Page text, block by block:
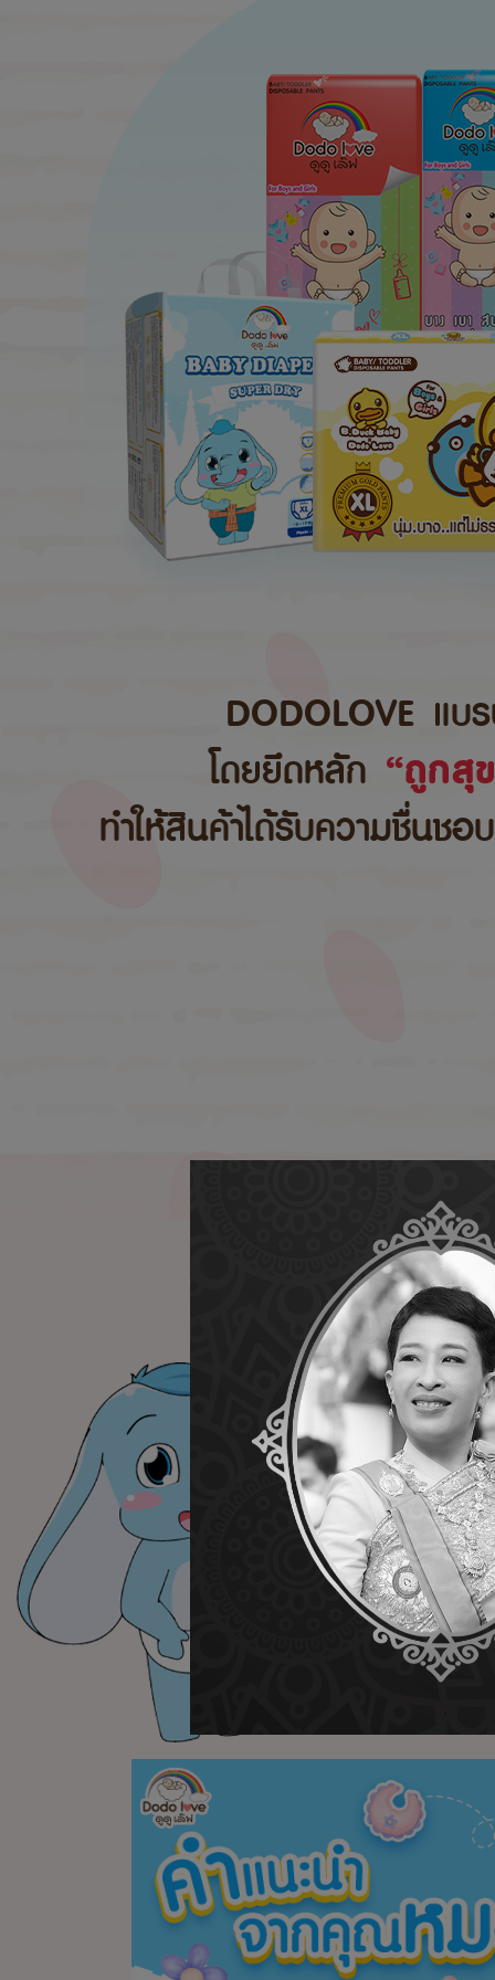
DODOLOVE แบ
โดยยึดหลัก “ถูกสุ
ทำให้สินค้าได้รับความชื่นช